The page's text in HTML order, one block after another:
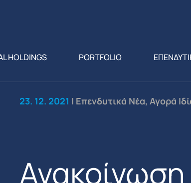
HOLDINGS PORTFOLIO
23. 12. 2021 | Επενδυτικά Νέα, Αγορά